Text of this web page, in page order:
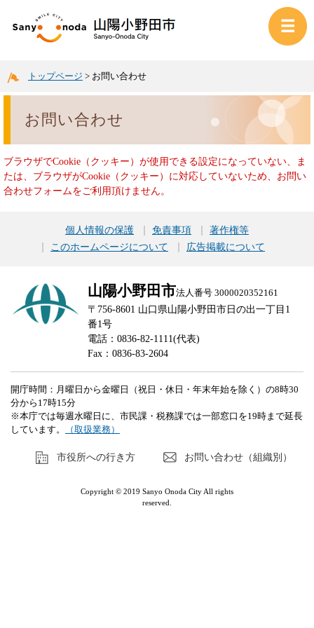
トップページ > お問い合わせ
お問い合わせ
ブラウザでCookie（クッキー）が使用できる設定になっていない、ま
たは、ブラウザがCookie（クッキー）に対応していないため、お問い
合わせフォームをご利用頂けません。
個人情報の保護 免責事項
著作権等
このホームページについて
広告掲載について
山陽小野田市法人番号 3000020352161
〒756-8601 山口県山陽小野田市日の出一丁目1
番1号
電話：0836-82-1111(代表)
Fax：0836-83-2604
開庁時間：月曜日から金曜日（祝日・休日・年末年始を除く）の8時30
分から17時15分
※本庁では毎週水曜日に、市民課・税務課では一部窓口を19時まで延長
しています。
（取扱業務）
市役所への行き方 お問い合わせ（組織別）
Copyright © 2019 Sanyo Onoda City All rights
reserved.